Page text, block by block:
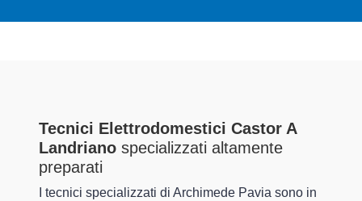
Tecnici Elettrodomestici Castor A
Landriano specializzati altamente
preparati
I tecnici specializzati di Archimede Pavia sono in